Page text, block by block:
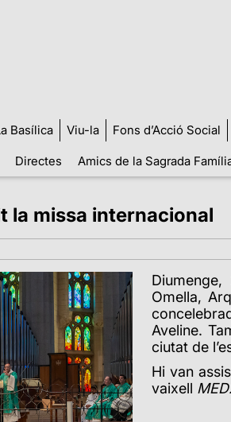
Basílica Viu-la Fons d’Acció Social
Directes Amics de la Sagrada
la missa internacional
Omella,
Aveline.
ciutat de
Hi van
vaixell